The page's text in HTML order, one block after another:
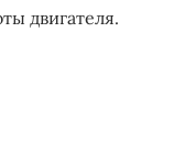
двигателя.